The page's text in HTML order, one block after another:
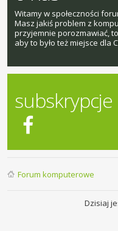
Witamy w społeczności
Masz jakiś problem z
przyjemnie porozmawiać,
aby to było też miejsce dla
subskrypcje
Forum komputerowe
Dzisiaj